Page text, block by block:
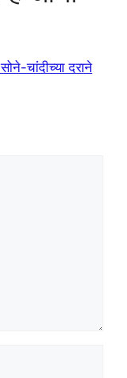
चांदीच्या दराने